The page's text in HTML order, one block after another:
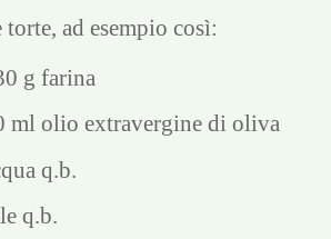
torte, ad esempio così:
g farina
ml olio extravergine di oliva
q.b.
q.b.